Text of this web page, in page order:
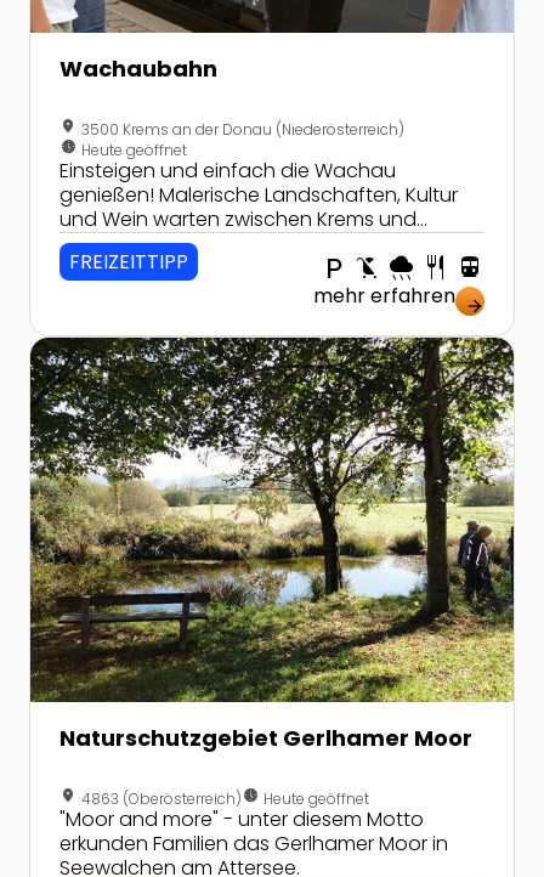
Wachaubahn
location_on 3500 Krems an der Donau (Niederösterreich)
nest_clock_farsight_analog Heute geöffnet
Einsteigen und einfach die Wachau
genießen! Malerische Landschaften, Kultur
und Wein warten zwischen Krems und
Emmersdorf auf interessierte Gäste!
FREIZEITTIPP local_parking child_friendly rainy restaurant directions_transit
mehr erfahren arrow_forward
Zur Detailseite von Naturschutzgebiet Gerlhamer
Naturschutzgebiet Gerlhamer Moor
location_on 4863 (Oberösterreich)nest_clock_farsight_analog Heute geöffnet
"Moor and more" - unter diesem Motto
erkunden Familien das Gerlhamer Moor in
Seewalchen am Attersee.